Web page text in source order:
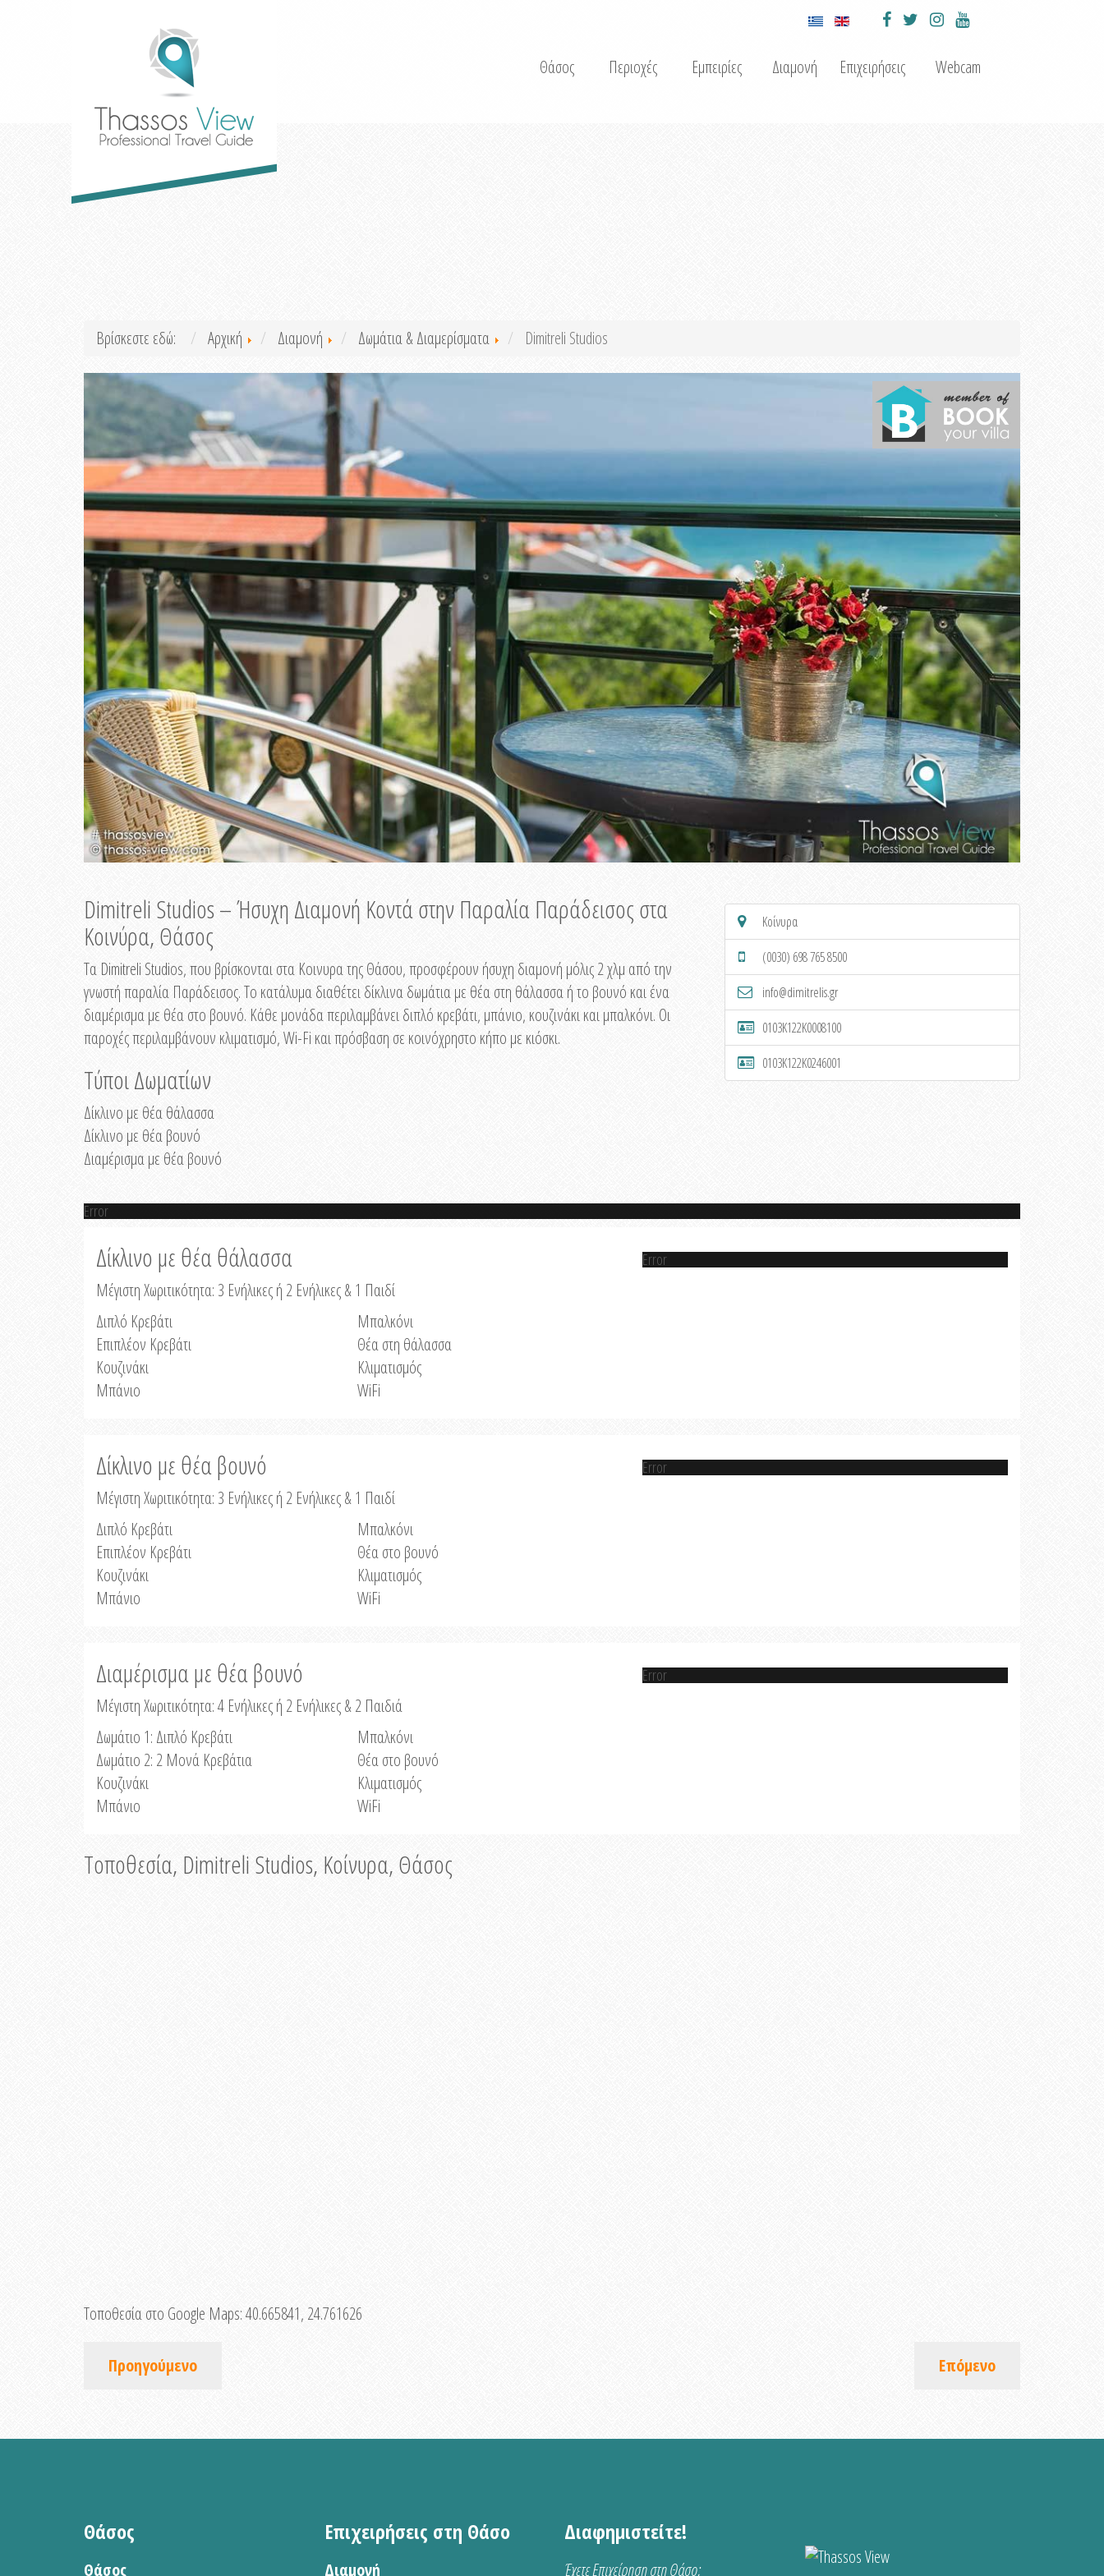
Θάσος Περιοχές Εμπειρίες Διαμονή Επιχειρήσεις Webcam
Βρίσκεστε εδώ: Αρχική Διαμονή Δωμάτια & Διαμερίσματα Dimitreli Studios
Dimitreli Studios – Ήσυχη Διαμονή Κοντά στην Παραλία Παράδεισος στα
Κοινύρα, Θάσος
Τα Dimitreli Studios, που βρίσκονται στα Κοινυρα της Θάσου, προσφέρουν ήσυχη διαμονή μόλις 2 χλμ από την
γνωστή παραλία Παράδεισος. Το κατάλυμα διαθέτει δίκλινα δωμάτια με θέα στη θάλασσα ή το βουνό και ένα
διαμέρισμα με θέα στο βουνό. Κάθε μονάδα περιλαμβάνει διπλό κρεβάτι, μπάνιο, κουζινάκι και μπαλκόνι. Οι
παροχές περιλαμβάνουν κλιματισμό, Wi-Fi και πρόσβαση σε κοινόχρηστο κήπο με κιόσκι.
Τύποι Δωματίων
Δίκλινο με θέα θάλασσα
Δίκλινο με θέα βουνό
Διαμέρισμα με θέα βουνό
Κοίνυρα
(0030) 698 765 8500
info@dimitrelis.gr
0103K122K0008100
0103K122K0246001
Error
Δίκλινο με θέα θάλασσα
Μέγιστη Χωριτικότητα: 3 Ενήλικες ή 2 Ενήλικες & 1 Παιδί
Διπλό Κρεβάτι
Επιπλέον Κρεβάτι
Κουζινάκι
Μπάνιο
Μπαλκόνι
Θέα στη θάλασσα
Κλιματισμός
WiFi
Error
Δίκλινο με θέα βουνό
Μέγιστη Χωριτικότητα: 3 Ενήλικες ή 2 Ενήλικες & 1 Παιδί
Διπλό Κρεβάτι
Επιπλέον Κρεβάτι
Κουζινάκι
Μπάνιο
Μπαλκόνι
Θέα στο βουνό
Κλιματισμός
WiFi
Error
Διαμέρισμα με θέα βουνό
Μέγιστη Χωριτικότητα: 4 Ενήλικες ή 2 Ενήλικες & 2 Παιδιά
Δωμάτιο 1: Διπλό Κρεβάτι
Δωμάτιο 2: 2 Μονά Κρεβάτια
Κουζινάκι
Μπάνιο
Μπαλκόνι
Θέα στο βουνό
Κλιματισμός
WiFi
Error
Τοποθεσία, Dimitreli Studios, Κοίνυρα, Θάσος
Τοποθεσία στο Google Maps:40.665841, 24.761626
Προηγούμενο Επόμενο
Θάσος
Θάσος
Επιχειρήσεις στη Θάσο
Διαμονή
Διαφημιστείτε!
Έχετε Επιχείρηση στη Θάσο;